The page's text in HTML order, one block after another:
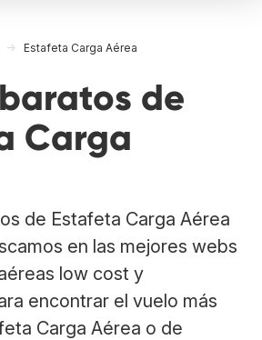
Estafeta Carga Aérea
de
Carga
de Estafeta Carga Aérea
en las mejores webs
low cost y
encontrar el vuelo más
Carga Aérea o de